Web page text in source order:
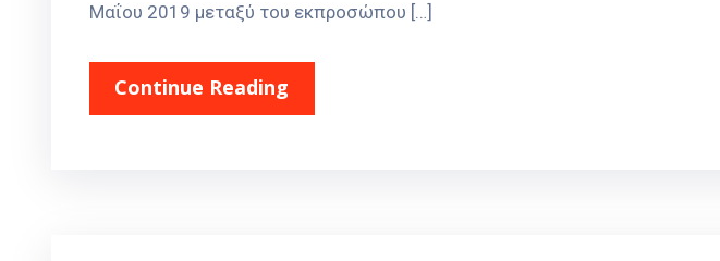
Μαΐου 2019 μεταξύ του εκπροσώπου […]
Continue Reading